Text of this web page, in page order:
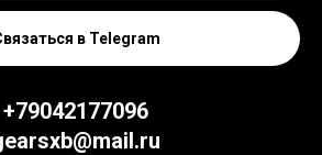
в Telegram
+79042177096